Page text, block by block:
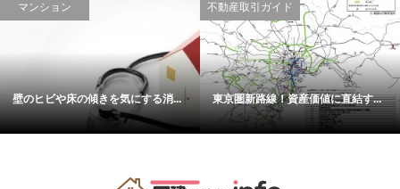
マンション
壁のヒビや床の傾きを気にする消...
不動産取引ガイド
東京圏新路線！資産価値に直結す...